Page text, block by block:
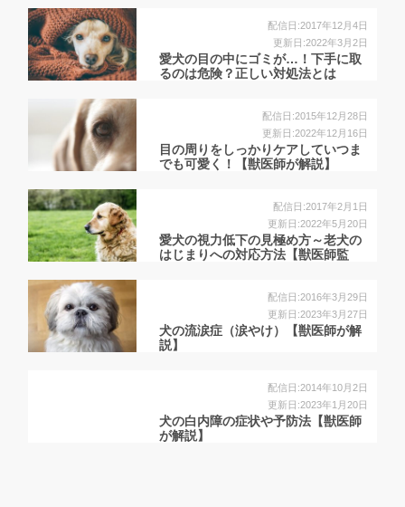
配信日:2017年12月4日
更新日:2022年3月2日
愛犬の目の中にゴミが…！下手に取
るのは危険？正しい対処法とは
配信日:2015年12月28日
更新日:2022年12月16日
目の周りをしっかりケアしていつま
でも可愛く！【獣医師が解説】
配信日:2017年2月1日
更新日:2022年5月20日
愛犬の視力低下の見極め方～老犬の
はじまりへの対応方法【獣医師監
配信日:2016年3月29日
更新日:2023年3月27日
犬の流涙症（涙やけ）【獣医師が解
説】
配信日:2014年10月2日
更新日:2023年1月20日
犬の白内障の症状や予防法【獣医師
が解説】